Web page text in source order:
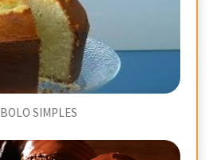
BOLO SIMPLES